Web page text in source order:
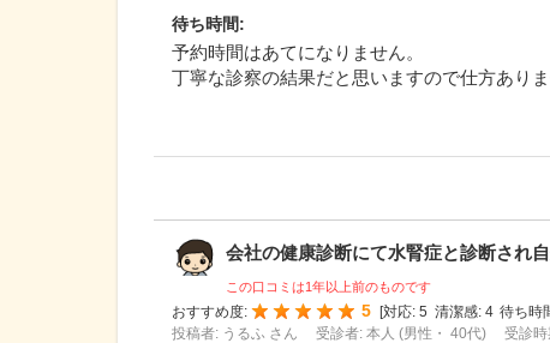
待ち時間:
予約時間はあてになりません。
丁寧な診察の結果だと思いますので仕方ありま
会社の健康診断にて水腎症と診断され
この口コミは1年以上前のものです
おすすめ度:
5 対応: 5 清潔感: 4 待ち時
投稿者: うるふ さん
受診者: 本人 (男性・ 40代) 受診